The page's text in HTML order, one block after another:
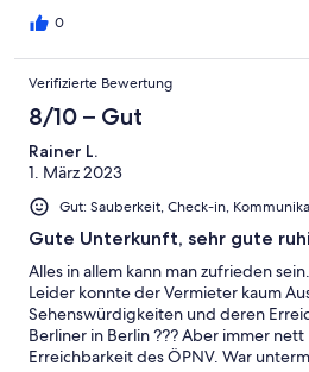
0
Verifizierte Bewertung
8/10 – Gut
Rainer L.
1. März 2023
Gut: Sauberkeit, Check-in,
Gute Unterkunft, sehr gute
Alles in allem kann man zufrieden
Leider konnte der Vermieter kaum
Sehenswürdigkeiten und deren
Berliner in Berlin ??? Aber immer
Erreichbarkeit des ÖPNV. War